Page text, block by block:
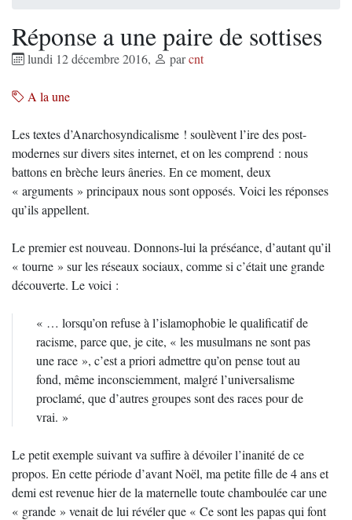
Réponse a une paire de sottises
lundi 12 décembre 2016, parcnt
A la une
Les textes d’Anarchosyndicalisme ! soulèvent l’ire des post-
modernes sur divers sites internet, et on les comprend : nous
battons en brèche leurs âneries. En ce moment, deux
« arguments » principaux nous sont opposés. Voici les réponses
qu’ils appellent.
Le premier est nouveau. Donnons-lui la préséance, d’autant qu’il
« tourne » sur les réseaux sociaux, comme si c’était une grande
découverte. Le voici :
« … lorsqu’on refuse à l’islamophobie le qualificatif de
racisme, parce que, je cite, « les musulmans ne sont pas
une race », c’est a priori admettre qu’on pense tout au
fond, même inconsciemment, malgré l’universalisme
proclamé, que d’autres groupes sont des races pour de
vrai. »
Le petit exemple suivant va suffire à dévoiler l’inanité de ce
propos. En cette période d’avant Noël, ma petite fille de 4 ans et
demi est revenue hier de la maternelle toute chamboulée car une
« grande » venait de lui révéler que « Ce sont les papas qui font